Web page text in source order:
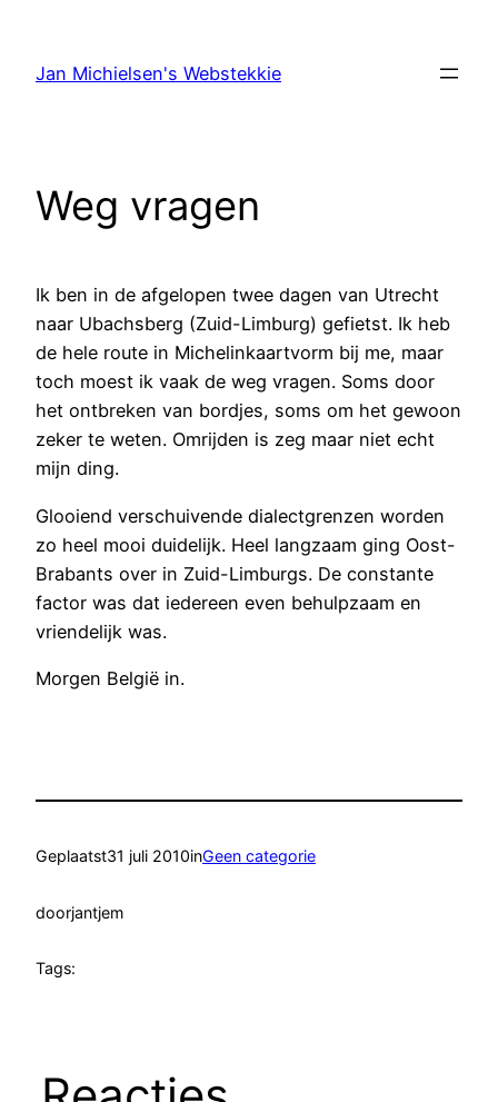
Jan Michielsen's Webstekkie
Weg vragen
Ik ben in de afgelopen twee dagen van Utrecht
naar Ubachsberg (Zuid-Limburg) gefietst. Ik heb
de hele route in Michelinkaartvorm bij me, maar
toch moest ik vaak de weg vragen. Soms door
het ontbreken van bordjes, soms om het gewoon
zeker te weten. Omrijden is zeg maar niet echt
mijn ding.
Glooiend verschuivende dialectgrenzen worden
zo heel mooi duidelijk. Heel langzaam ging Oost-
Brabants over in Zuid-Limburgs. De constante
factor was dat iedereen even behulpzaam en
vriendelijk was.
Morgen België in.
Geplaatst31 juli 2010inGeen categorie
doorjantjem
Tags: